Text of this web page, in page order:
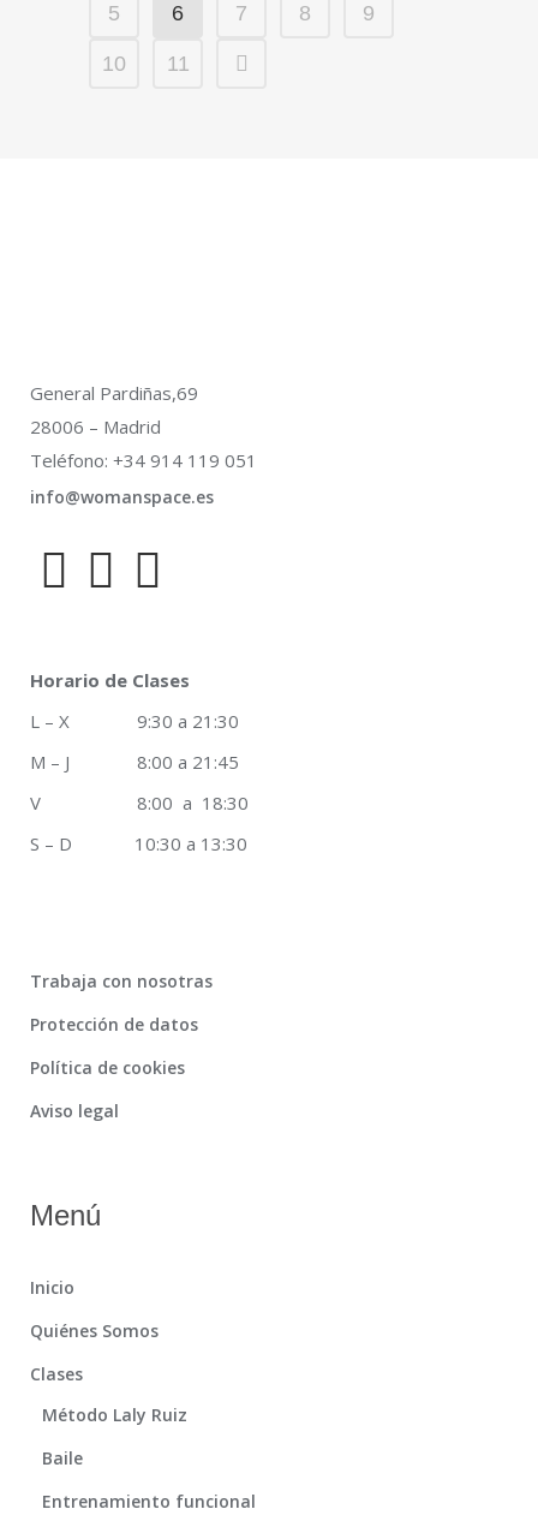
5 6 7 8 9
10 11
General Pardiñas,69
28006 – Madrid
Teléfono: +34 914 119 051
info@womanspace.es
Horario de Clases
L – X 9:30 a 21:30
M – J 8:00 a 21:45
V 8:00 a 18:30
S – D 10:30 a 13:30
Trabaja con nosotras
Protección de datos
Política de cookies
Aviso legal
Menú
Inicio
Quiénes Somos
Clases
Método Laly Ruiz
Baile
Entrenamiento funcional